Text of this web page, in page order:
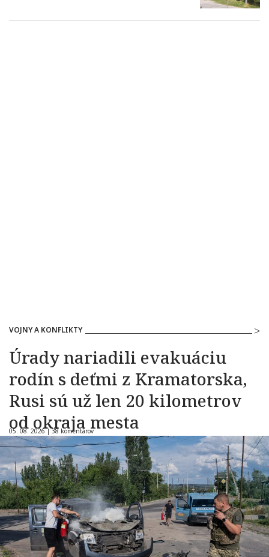
VOJNY A KONFLIKTY
Úrady nariadili evakuáciu
rodín s deťmi z Kramatorska,
Rusi sú už len 20 kilometrov
od okraja mesta
05. 08. 2026 |38 komentárov